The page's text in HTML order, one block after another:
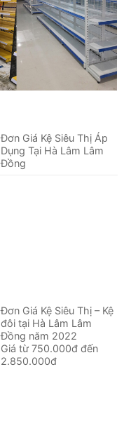
Đơn Giá Kệ Siêu Thị Áp
Dụng Tại Hà Lâm Lâm
Đồng
Đơn Giá Kệ Siêu Thị – Kệ
đôi tại Hà Lâm Lâm
Đồng năm 2022
Giá từ 750.000đ đến
2.850.000đ